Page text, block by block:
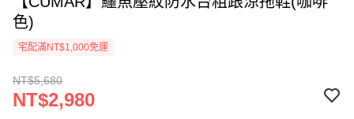
色)
宅配滿NT$1,000免運
NT$5,680
NT$2,980